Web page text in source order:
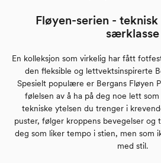
Fløyen-serien -
særklasse
En kolleksjon som virkelig har fått
den fleksible og lettvektsinspirerte
Spesielt populære er Bergans Fløyen
følelsen av å ha på deg noe lett
tekniske ytelsen du trenger i
puster, følger kroppens bevegelser
deg som liker tempo i stien, men som
med stil.